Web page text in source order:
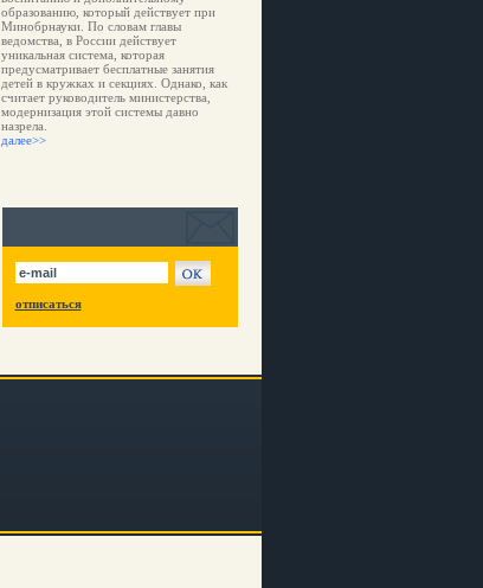
образованию, который действует при
Минобрнауки. По словам главы
ведомства, в России действует
уникальная система, которая
предусматривает бесплатные занятия
детей в кружках и секциях. Однако, как
считает руководитель министерства,
модернизация этой системы давно
назрела.
далее>>
отписаться